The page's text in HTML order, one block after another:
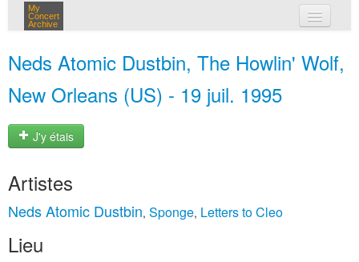
My
Concert
Archive
Neds Atomic Dustbin, The Howlin' Wolf,
New Orleans (US) - 19 juil. 1995
J'y étais
Artistes
Neds Atomic Dustbin, Sponge, Letters to Cleo
Lieu